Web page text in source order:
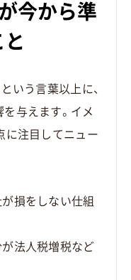
今から準
いう言葉以上に、
与えます。イメ
に注目してニュー
が損をしない仕組
が法人税増税など